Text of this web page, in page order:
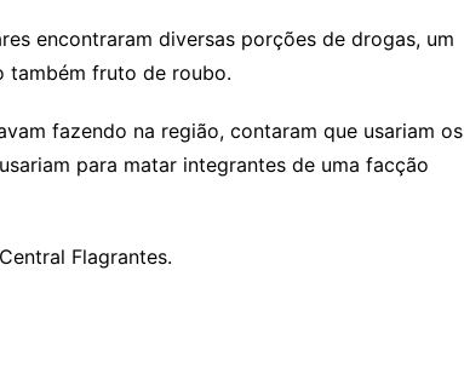
encontraram diversas porções de drogas, um
também fruto de roubo.
fazendo na região, contaram que usariam os
para matar integrantes de uma facção
Flagrantes.